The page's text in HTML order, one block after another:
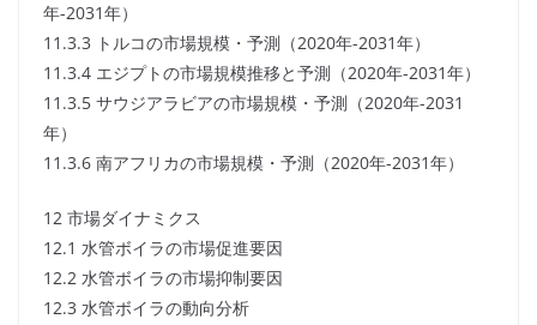
年-2031年）
11.3.3 トルコの市場規模・予測（2020年-2031年）
11.3.4 エジプトの市場規模推移と予測（2020年-2031年）
11.3.5 サウジアラビアの市場規模・予測（2020年-2031
年）
11.3.6 南アフリカの市場規模・予測（2020年-2031年）
12 市場ダイナミクス
12.1 水管ボイラの市場促進要因
12.2 水管ボイラの市場抑制要因
12.3 水管ボイラの動向分析